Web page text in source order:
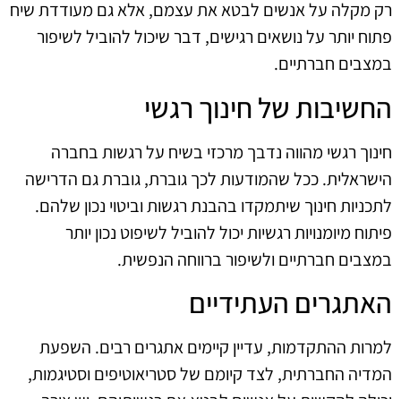
רק מקלה על אנשים לבטא את עצמם, אלא גם מעודדת שיח
פתוח יותר על נושאים רגישים, דבר שיכול להוביל לשיפור
במצבים חברתיים.
החשיבות של חינוך רגשי
חינוך רגשי מהווה נדבך מרכזי בשיח על רגשות בחברה
הישראלית. ככל שהמודעות לכך גוברת, גוברת גם הדרישה
לתכניות חינוך שיתמקדו בהבנת רגשות וביטוי נכון שלהם.
פיתוח מיומנויות רגשיות יכול להוביל לשיפוט נכון יותר
במצבים חברתיים ולשיפור ברווחה הנפשית.
האתגרים העתידיים
למרות ההתקדמות, עדיין קיימים אתגרים רבים. השפעת
המדיה החברתית, לצד קיומם של סטריאוטיפים וסטיגמות,